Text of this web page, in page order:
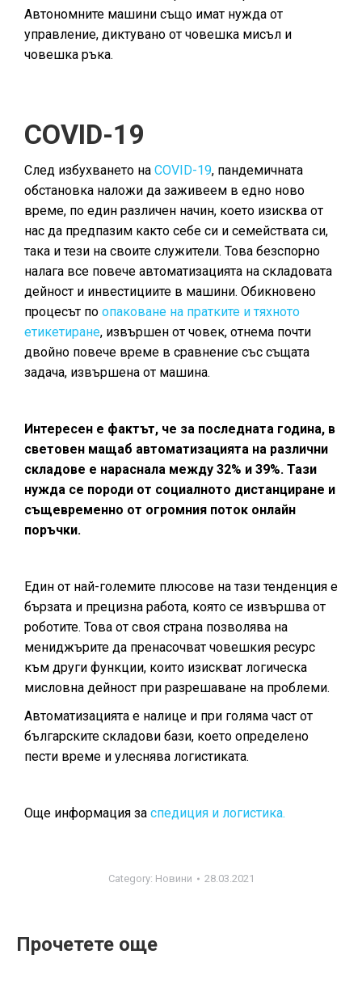
Автономните машини също имат нужда от
управление, диктувано от човешка мисъл и
човешка ръка.
COVID-19
След избухването на COVID-19, пандемичната
обстановка наложи да заживеем в едно ново
време, по един различен начин, което изисква от
нас да предпазим както себе си и семействата си,
така и тези на своите служители. Това безспорно
налага все повече автоматизацията на складовата
дейност и инвестициите в машини. Обикновено
процесът по опаковане на пратките и тяхното
етикетиране, извършен от човек, отнема почти
двойно повече време в сравнение със същата
задача, извършена от машина.
Интересен е фактът, че за последната година, в
световен мащаб автоматизацията на различни
складове е нараснала между 32% и 39%. Тази
нужда се породи от социалното дистанциране и
същевременно от огромния поток онлайн
поръчки.
Един от най-големите плюсове на тази тенденция е
бързата и прецизна работа, която се извършва от
роботите. Това от своя страна позволява на
мениджърите да пренасочват човешкия ресурс
към други функции, които изискват логическа
мисловна дейност при разрешаване на проблеми.
Автоматизацията е налице и при голяма част от
българските складови бази, което определено
пести време и улеснява логистиката.
Още информация за спедиция и логистика.
Category: Новини 28.03.2021
Прочетете още